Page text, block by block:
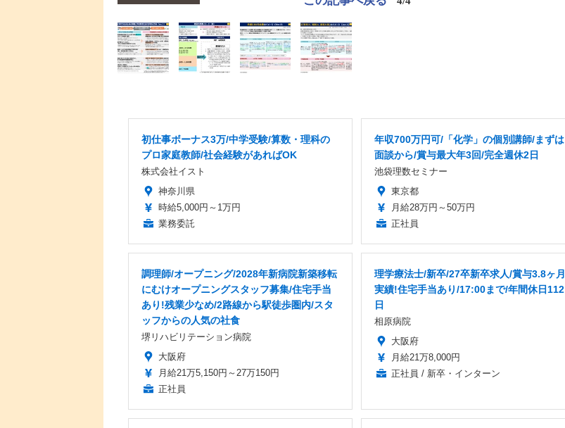
初仕事ボーナス3万/中学受験/算数・理科の
プロ家庭教師/社会経験があればOK
株式会社イスト
神奈川県
時給5,000円～1万円
業務委託
年収700万円可/「化学」の個別講師/まずは
面談から/賞与最大年3回/完全週休2日
池袋理数セミナー
東京都
月給28万円～50万円
正社員
調理師/オープニング/2028年新病院新築移転
にむけオープニングスタッフ募集/住宅手当
あり!残業少なめ/2路線から駅徒歩圏内/スタ
ッフからの人気の社食
堺リハビリテーション病院
大阪府
月給21万5,150円～27万150円
正社員
理学療法士/新卒/27卒新卒求人/賞与3.8ヶ月
実績!住宅手当あり/17:00まで/年間休日112
日
相原病院
大阪府
月給21万8,000円
正社員 / 新卒・インターン